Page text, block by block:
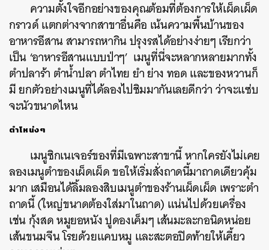
ความตั้งใจอีกอย่างของคุณต้อมที่ต้องการให้เผ็ดเผ็ด
กราวด์ แตกต่างจากสาขาอื่นคือ เน้นความพื้นบ้านของ
อาหารอีสาน สามารถหากิน ปรุงรสได้อย่างง่ายๆ เรียกว่า
เป็น ‘อาหารอีสานแบบป่าๆ’ เมนูที่นี่จะหลากหลายมากทั้ง
ตำปลาร้า ตำน้ำปลา ตำไทย ยำ ย่าง ทอด และของหวานก็
มี ยกตัวอย่างเมนูที่ได้ลองไปชิมมากันเลยดีกว่า ว่าจะแซ่บ
จะนัวขนาดไหน
ตำโหน่งๆ
เมนูซิกเนเจอร์ของที่มีเฉพาะสาขานี้ หากใครยังไม่เคย
ลองเมนูตำของเผ็ดเผ็ด ขอให้เริ่มสั่งถาดนี้มาถาดเดียวคุ้ม
มาก เสมือนได้ลิ้มลองสิบเมนูตำของร้านเผ็ดเผ็ด เพราะตำ
ถาดนี้ (ใหญ่ขนาดต้องใส่มาในถาด) แน่นไปด้วยเครื่อง
เช่น กุ้งสด หมูยอหนัง ปูดองเค็มๆ เส้นมะละกอนิดหน่อย
เส้นขนมจีน โรยด้วยแคบหมู และสะตอปิดท้ายให้เคี้ยว